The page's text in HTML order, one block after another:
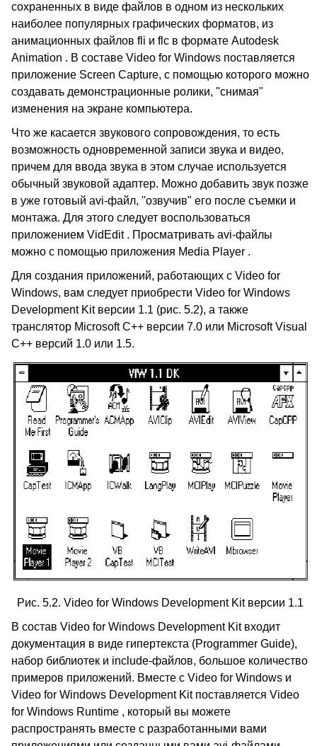
сохраненных в виде файлов в одном из нескольких
наиболее популярных графических форматов, из
анимационных файлов fli и flc в формате Autodesk
Animation . В составе Video for Windows поставляется
приложение Screen Capture, с помощью которого можно
создавать демонстрационные ролики, "снимая"
изменения на экране компьютера.
Что же касается звукового сопровождения, то есть
возможность одновременной записи звука и видео,
причем для ввода звука в этом случае используется
обычный звуковой адаптер. Можно добавить звук позже
в уже готовый avi-файл, "озвучив" его после съемки и
монтажа. Для этого следует воспользоваться
приложением VidEdit . Просматривать avi-файлы
можно с помощью приложения Media Player .
Для создания приложений, работающих с Video for
Windows, вам следует приобрести Video for Windows
Development Kit версии 1.1 (рис. 5.2), а также
транслятор Microsoft C++ версии 7.0 или Microsoft Visual
C++ версий 1.0 или 1.5.
Рис. 5.2. Video for Windows Development Kit версии 1.1
В состав Video for Windows Development Kit входит
документация в виде гипертекста (Programmer Guide),
набор библиотек и include-файлов, большое количество
примеров приложений. Вместе с Video for Windows и
Video for Windows Development Kit поставляется Video
for Windows Runtime , который вы можете
распространять вместе с разработанными вами